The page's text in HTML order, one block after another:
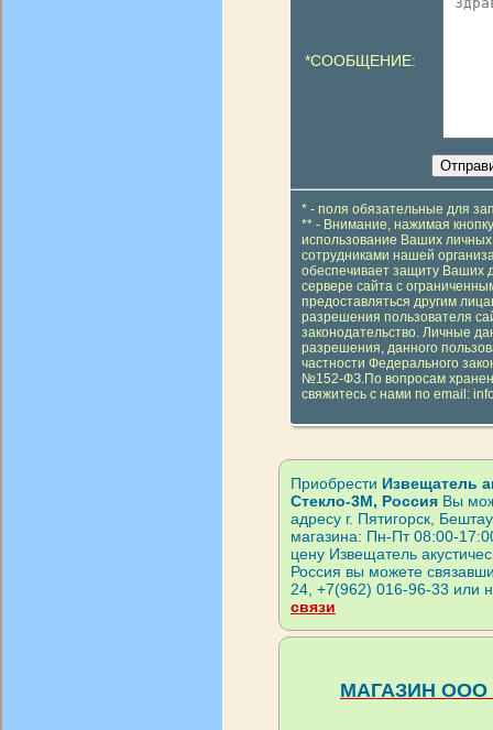
*СООБЩЕНИЕ:
* - поля обязательные для
** - Внимание, нажимая
использование Ваших
сотрудниками нашей
обеспечивает защиту Ваших
сервере сайта с
предоставляться другим
разрешения пользователя
законодательство. Личные
разрешения, данного
частности Федерального
№152-ФЗ.По вопросам
свяжитесь с нами по email:
Приобрести Извещатель
Стекло-3М, Россия Вы
адресу г. Пятигорск,
магазина: Пн-Пт 08:00-
цену Извещатель
Россия вы можете
24, +7(962) 016-96-33 или
связи
МАГАЗИН ООО